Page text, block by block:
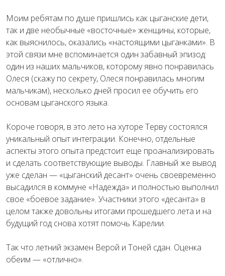
Моим ребятам по душе пришлись как цыганские дети,
так и две необычные «восточные» женщины, которые,
как выяснилось, оказались «настоящими цыганками». В
этой связи мне вспоминается один забавный эпизод:
один из наших мальчиков, которому явно понравилась
Олеся (скажу по секрету, Олеся понравилась многим
мальчикам), несколько дней просил ее обучить его
основам цыганского языка.
Короче говоря, в это лето на хуторе Терву состоялся
уникальный опыт интеграции. Конечно, отдельные
аспекты этого опыта предстоит еще проанализировать
и сделать соответствующие выводы. Главный же вывод
уже сделан — «цыганский десант» очень своевременно
высадился в коммуне «Надежда» и полностью выполнил
свое «боевое задание». Участники этого «десанта» в
целом также довольны итогами прошедшего лета и на
будущий год снова хотят помочь Карелии.
Так что летний экзамен Верой и Тоней сдан. Оценка
обеим — «отлично».